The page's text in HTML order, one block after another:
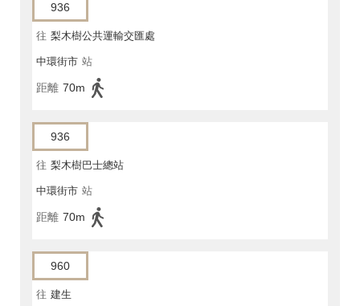
936
往 梨木樹公共運輸交匯處
中環街市 站
距離 70m
936
往 梨木樹巴士總站
中環街市 站
距離 70m
960
往 建生